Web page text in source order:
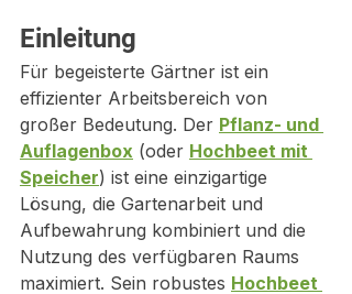
Einleitung
Für begeisterte Gärtner ist ein
effizienter Arbeitsbereich von
großer Bedeutung. Der Pflanz- und
Auflagenbox (oder Hochbeet mit
Speicher) ist eine einzigartige
Lösung, die Gartenarbeit und
Aufbewahrung kombiniert und die
Nutzung des verfügbaren Raums
maximiert. Sein robustes Hochbeet